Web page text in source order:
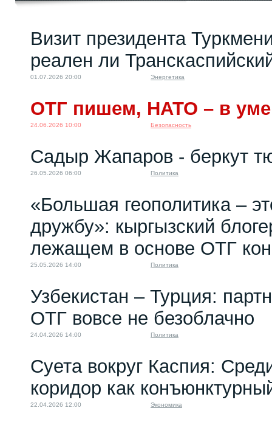
Визит президента
реален ли
01.07.2026 20:00 Энергетика
ОТГ пишем, НАТО – в уме
24.06.2026 10:00 Безопасность
Садыр Жапаров - беркут
26.05.2026 06:00 Политика
«Большая геополитика –
дружбу»: кыргызский
лежащем в основе ОТГ
25.05.2026 14:00 Политика
Узбекистан – Турция:
ОТГ вовсе не безоблачно
24.04.2026 14:00 Политика
Суета вокруг Каспия:
коридор как
22.04.2026 12:00 Экономика